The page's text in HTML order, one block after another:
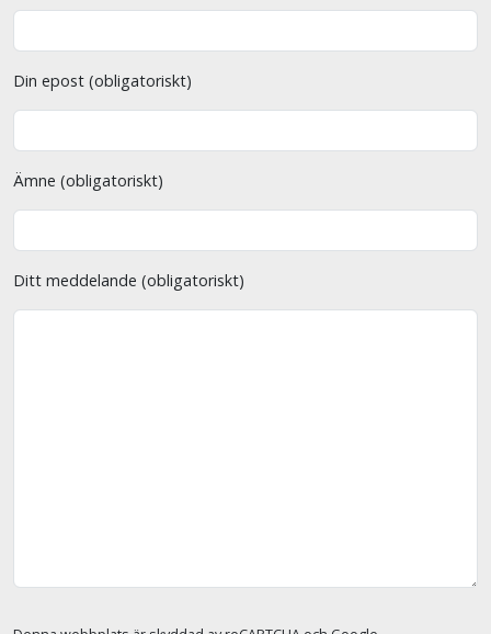
Din epost (obligatoriskt)
Ämne (obligatoriskt)
Ditt meddelande (obligatoriskt)